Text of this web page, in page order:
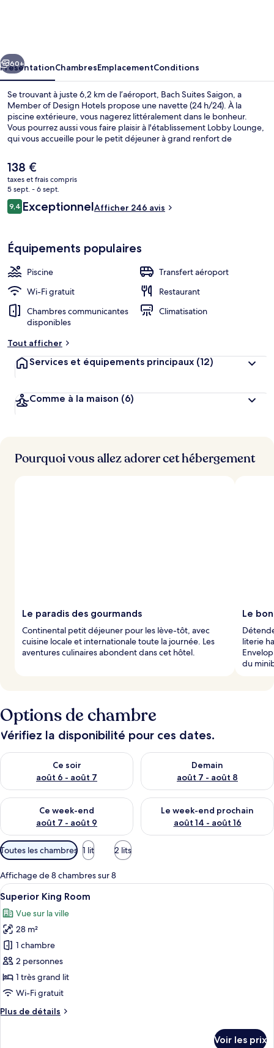
Member
of
Design
Hotels
Suivant
60+
PrésentationChambresEmplacementConditions
Se trouvant à juste 6,2 km de l’aéroport, Bach Suites Saigon, a
Member of Design Hotels propose une navette (24 h/24). À la
piscine extérieure, vous nagerez littéralement dans le bonheur.
Vous pourrez aussi vous faire plaisir à l'établissement Lobby Lounge,
qui vous accueille pour le petit déjeuner à grand renfort de
offerts par cet hébergement : une terrasse sur le toit et une salle de
fitness. Le personnel attentionné et la présentation générale
remportent un franc succès auprès des autres voyageurs. Les
transports publics sont tout proches. Station de métro Opera House
se situe à seulement 14 min à pied.
Le
prix
actuel
est
de
138 €
taxes et frais compris
5 sept. - 6 sept.
Avis
voyageurs
9,49,4 sur 10
ExceptionnelAfficher 246 avis
Équipements populaires
Piscine
Transfert aéroport
Wi-Fi gratuit
Restaurant
Chambres communicantes
disponibles
Climatisation
Tout afficher
Services et équipements principaux (12)
Comme à la maison (6)
Pourquoi vous allez adorer cet hébergement
Le paradis des gourmands
Continental petit déjeuner pour les lève-tôt, avec
cuisine locale et internationale toute la journée. Les
aventures culinaires abondent dans cet hôtel.
Le
literie
du
Options de chambre
Vérifiez la disponibilité pour ces dates.
Ce soir
août 6 - août 7
Vérifier la disponibilité pour ce soir août 6 - août 7
Demain
août 7 - août 8
Vérifier la disponibilité pour
Ce week-end
août 7 - août 9
Vérifier la disponibilité pour ce week-end août 7 - août 9
Le week-end prochain
août 14 - août 16
Vérifier la disponibilité pour
Filtres
disponibles
pour
les
chambres
Toutes les chambres 1 lit 2 lits
Affichage de 8 chambres sur 8
Afficher
toutes
les
photos
pour
ce
type
de
chambre :
Superior
Une chambre moderne avec un
8
Superior King Room
Vue sur la ville
28 m²
1 chambre
2 personnes
1 très grand lit
Wi-Fi gratuit
Plus de détails
Plus
Voir les prix